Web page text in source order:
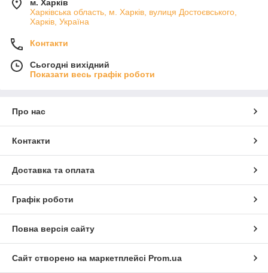
м. Харків
Харківська область, м. Харків, вулиця Достоєвського,
Харків, Україна
Контакти
Сьогодні вихідний
Показати весь графік роботи
Про нас
Контакти
Доставка та оплата
Графік роботи
Повна версія сайту
Сайт створено на маркетплейсі Prom.ua